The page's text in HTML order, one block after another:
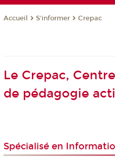
Accueil S'informer Crepac
Le Crepac,
de pédagogie
Spécialisé en